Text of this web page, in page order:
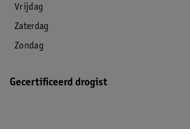
Vrijdag
Zaterdag
Zondag
Gecertificeerd drogist